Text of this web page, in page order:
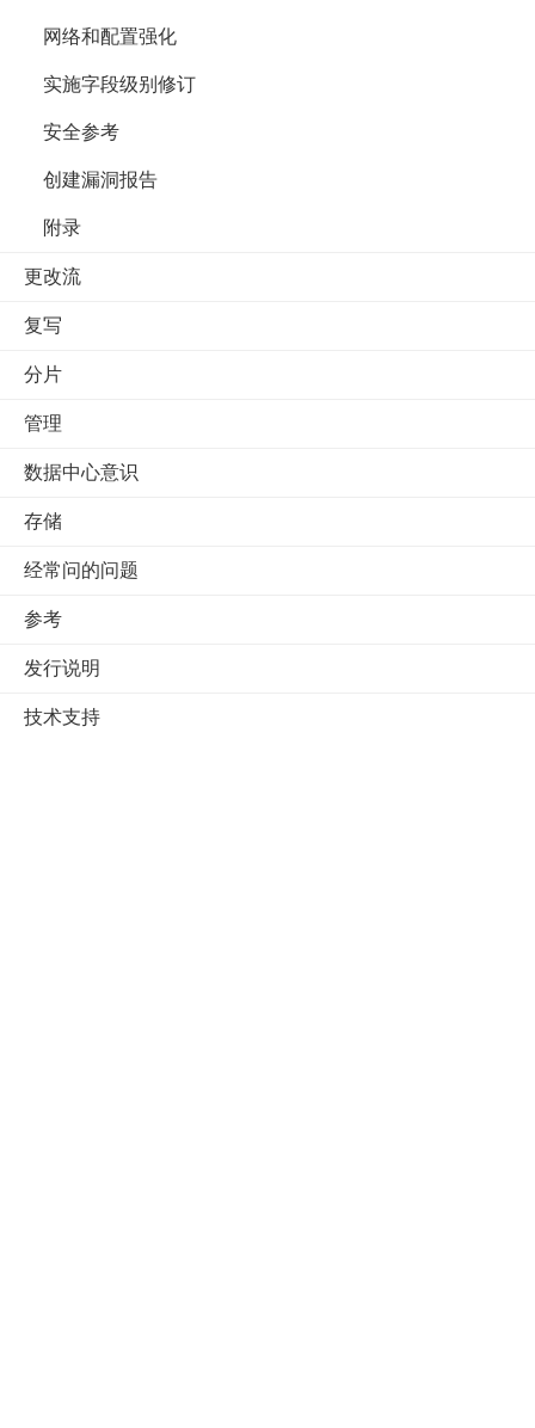
网络和配置强化
实施字段级别修订
安全参考
创建漏洞报告
附录
更改流
复写
分片
管理
数据中心意识
存储
经常问的问题
参考
发行说明
技术支持